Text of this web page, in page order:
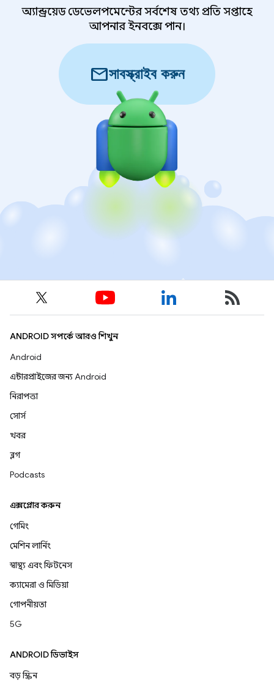
অ্যান্ড্রয়েড ডেভেলপমেন্টের সর্বশেষ তথ্য প্রতি সপ্তাহে
আপনার ইনবক্সে পান।
mailসাবস্ক্রাইব করুন
ANDROID সম্পর্কে আরও শিখুন
Android
এন্টারপ্রাইজের জন্য Android
নিরাপত্তা
সোর্স
খবর
ব্লগ
Podcasts
এক্সপ্লোর করুন
গেমিং
মেশিন লার্নিং
স্বাস্থ্য এবং ফিটনেস
ক্যামেরা ও মিডিয়া
গোপনীয়তা
5G
ANDROID ডিভাইস
বড় স্ক্রিন